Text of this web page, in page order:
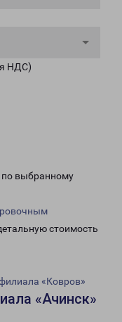
НДС)
выбранному
стоимость
«Ковров»
«Ачинск»